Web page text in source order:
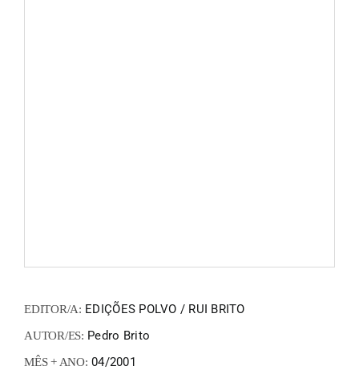
EDITOR/A: EDIÇÕES POLVO / RUI BRITO
AUTOR/ES: Pedro Brito
MÊS + ANO: 04/2001